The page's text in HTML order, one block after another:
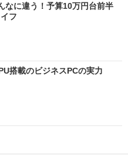
なに違う！予算10万円台前半
フ
搭載のビジネスPCの実力